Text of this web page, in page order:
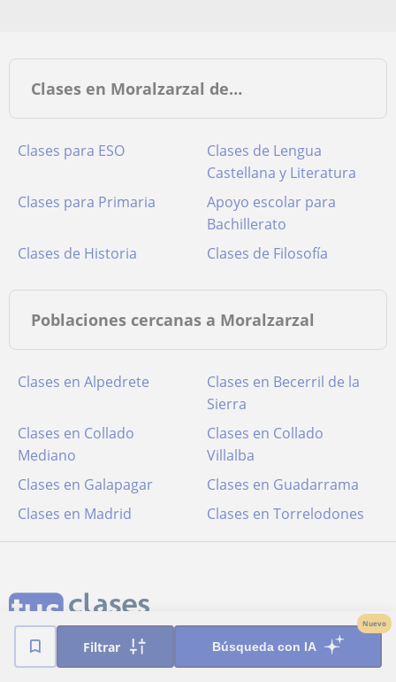
Filtrar Búsqueda con IA
Nuevo
Clases en Moralzarzal de…
Clases para ESO
Clases de Lengua
Castellana y Literatura
Clases para Primaria
Apoyo escolar para
Bachillerato
Clases de Historia
Clases de Filosofía
Poblaciones cercanas a Moralzarzal
Clases en Alpedrete
Clases en Becerril de la
Sierra
Clases en Collado
Mediano
Clases en Collado
Villalba
Clases en Galapagar
Clases en Guadarrama
Clases en Madrid
Clases en Torrelodones
Términos y condiciones